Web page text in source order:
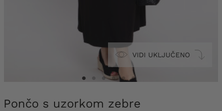
VIDI UKLJUČENO
Pončo s uzorkom zebre